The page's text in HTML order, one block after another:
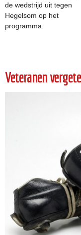
de wedstrijd uit tegen
Hegelsom op het
programma.
Veteranen